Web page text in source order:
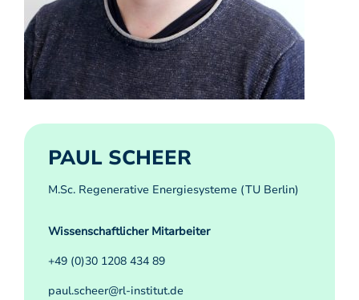
PAUL SCHEER
M.Sc. Regenerative Energiesysteme (TU Berlin)
Wissenschaftlicher Mitarbeiter
+49 (0)30 1208 434 89
paul.scheer@rl-institut.de